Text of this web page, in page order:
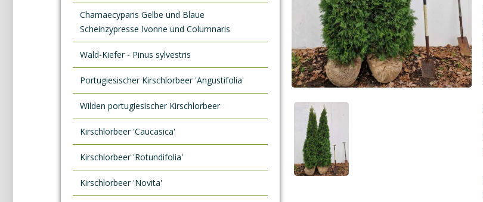
Chamaecyparis Gelbe und Blaue
Scheinzypresse Ivonne und Columnaris
Wald-Kiefer - Pinus sylvestris
Portugiesischer Kirschlorbeer 'Angustifolia'
Wilden portugiesischer Kirschlorbeer
Kirschlorbeer 'Caucasica'
Kirschlorbeer 'Rotundifolia'
Kirschlorbeer 'Novita'